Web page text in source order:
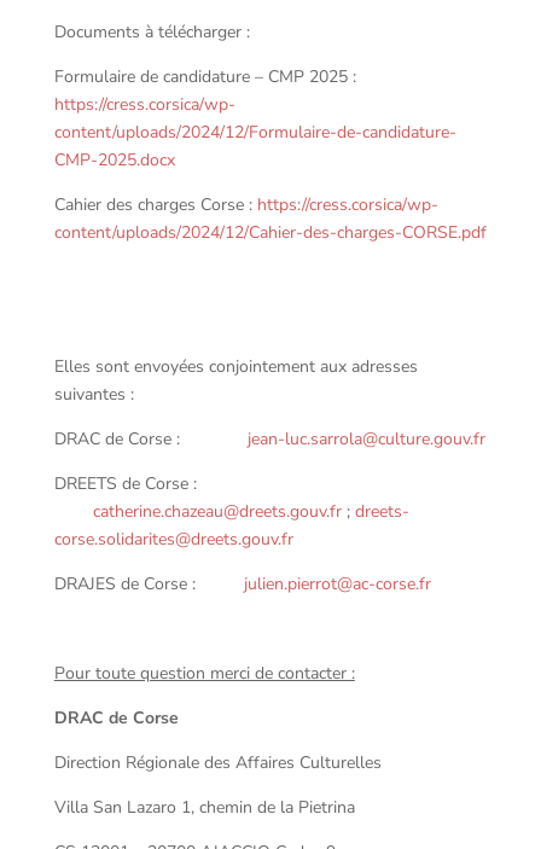
Documents à télécharger :
Formulaire de candidature – CMP 2025 :
https://cress.corsica/wp-
content/uploads/2024/12/Formulaire-de-candidature-
CMP-2025.docx
Cahier des charges Corse : https://cress.corsica/wp-
content/uploads/2024/12/Cahier-des-charges-CORSE.pdf
Elles sont envoyées conjointement aux adresses
suivantes :
DRAC de Corse : jean-luc.sarrola@culture.gouv.fr
DREETS de Corse :
catherine.chazeau@dreets.gouv.fr; dreets-
corse.solidarites@dreets.gouv.fr
DRAJES de Corse : julien.pierrot@ac-corse.fr
Pour toute question merci de contacter :
DRAC de Corse
Direction Régionale des Affaires Culturelles
Villa San Lazaro 1, chemin de la Pietrina